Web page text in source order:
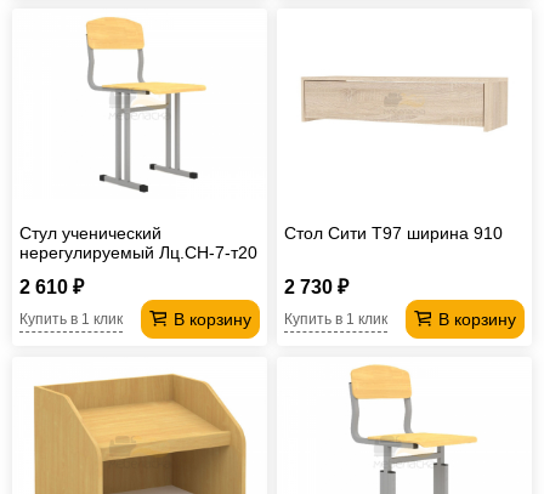
Стул ученический
нерегулируемый Лц.СН-7-т20
2 610 ₽
В корзину
Купить в 1 клик
Стол Сити T97 ширина 910
2 730 ₽
В корзину
Купить в 1 клик